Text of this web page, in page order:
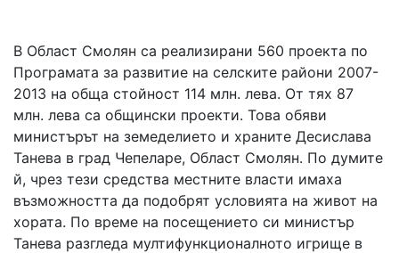
В Област Смолян са реализирани 560 проекта по
Програмата за развитие на селските райони 2007-
2013 на обща стойност 114 млн. лева. От тях 87
млн. лева са общински проекти. Това обяви
министърът на земеделието и храните Десислава
Танева в град Чепеларе, Област Смолян. По думите
й, чрез тези средства местните власти имаха
възможността да подобрят условията на живот на
хората. По време на посещението си министър
Танева разгледа мултифункционалното игрище в